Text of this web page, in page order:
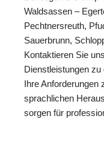
Waldsassen –
Pechtnersreuth,
Sauerbrunn,
Kontaktieren Sie
Dienstleistungen
Ihre Anforderungen
sprachlichen
sorgen für